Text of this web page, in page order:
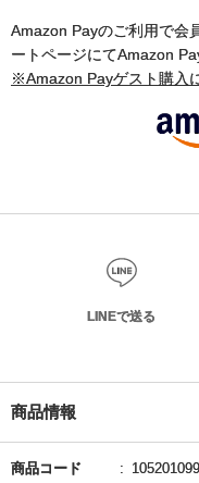
Amazon Payのご利用で会
ートページにてAmazon
※Amazon Payゲスト購入
LINEで送る
商品情報
商品コード